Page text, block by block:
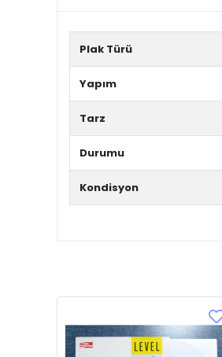
Plak Türü
Yapım
Tarz
Durumu
Kondisyon